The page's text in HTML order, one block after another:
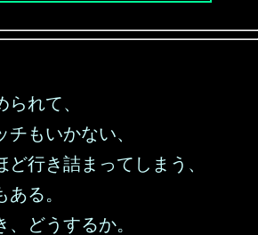
れて、
チもいかない、
ど行き詰まってしまう、
る。
、どうするか。